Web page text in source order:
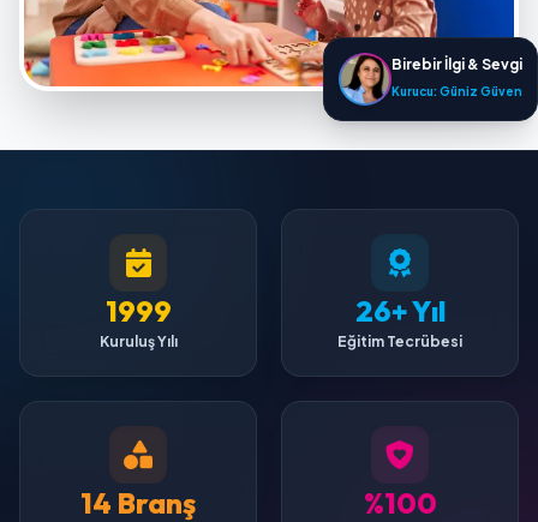
Birebir İlgi & Sevgi
Kurucu: Güniz Güven
1999
Kuruluş Yılı
26+ Yıl
Eğitim Tecrübesi
14 Branş %100